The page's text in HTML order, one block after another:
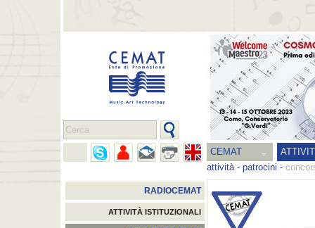
CEMAT
attività- patrocini -
RADIOCEMAT
ATTIVITÀ ISTITUZIONALI